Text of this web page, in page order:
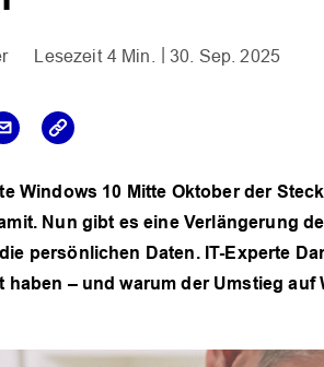
4 Min. 30. Sep. 2025
Windows 10 Mitte Oktober der
Nun gibt es eine Verlängerung
persönlichen Daten. IT-Experte
haben – und warum der Umstieg auf